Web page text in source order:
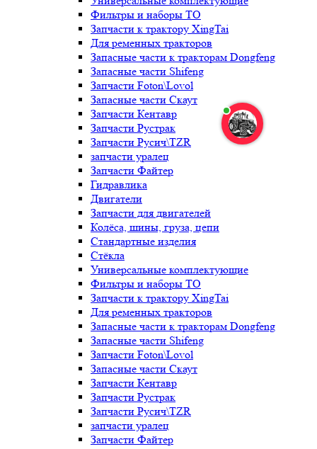
Фильтры и наборы ТО
Запчасти к трактору XingTai
Для ременных тракторов
Запасные части к тракторам Dongfeng
Запасные части Shifeng
Запчасти Foton\Lovol
Запасные части Скаут
Запчасти Кентавр
Запчасти Рустрак
Запчасти Русич\TZR
запчасти уралец
Запчасти Файтер
Гидравлика
Двигатели
Запчасти для двигателей
Колёса, шины, груза, цепи
Стандартные изделия
Стёкла
Универсальные комплектующие
Фильтры и наборы ТО
Запчасти к трактору XingTai
Для ременных тракторов
Запасные части к тракторам Dongfeng
Запасные части Shifeng
Запчасти Foton\Lovol
Запасные части Скаут
Запчасти Кентавр
Запчасти Рустрак
Запчасти Русич\TZR
запчасти уралец
Запчасти Файтер